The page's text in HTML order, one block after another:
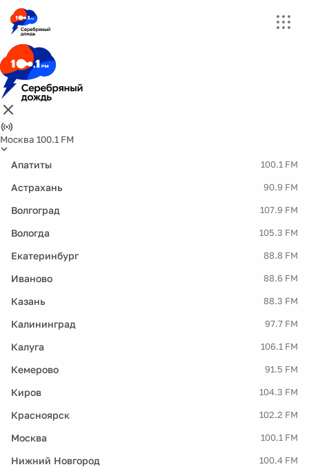
Москва 100.1 FM
Апатиты 100.1 FM
Астрахань 90.9 FM
Волгоград 107.9 FM
Вологда 105.3 FM
Екатеринбург 88.8 FM
Иваново 88.6 FM
Казань 88.3 FM
Калининград 97.7 FM
Калуга 106.1 FM
Кемерово 91.5 FM
Киров 104.3 FM
Красноярск 102.2 FM
Москва 100.1 FM
Нижний Новгород 100.4 FM